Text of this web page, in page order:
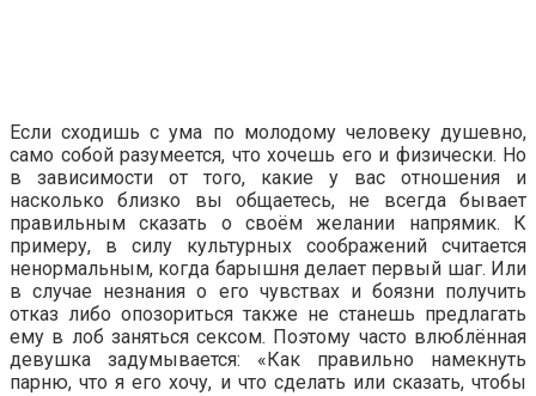
Если сходишь с ума по молодому человеку душевно,
само собой разумеется, что хочешь его и физически. Но
в зависимости от того, какие у вас отношения и
насколько близко вы общаетесь, не всегда бывает
правильным сказать о своём желании напрямик. К
примеру, в силу культурных соображений считается
ненормальным, когда барышня делает первый шаг. Или
в случае незнания о его чувствах и боязни получить
отказ либо опозориться также не станешь предлагать
ему в лоб заняться сексом. Поэтому часто влюблённая
девушка задумывается: «Как правильно намекнуть
парню, что я его хочу, и что сделать или сказать, чтобы